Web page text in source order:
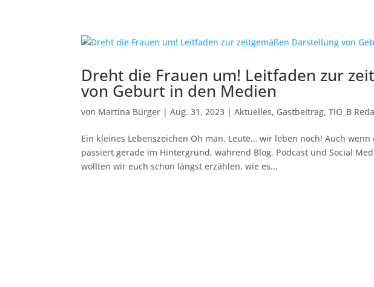
Dreht die Frauen um! Leitfaden zur
von Geburt in den Medien
von Martina Bürger |Aug. 31, 2023 |Aktuelles, Gastbeitrag,TIO_B
Ein kleines Lebenszeichen Oh man, Leute… wir leben noch! Auch
passiert gerade im Hintergrund, während Blog, Podcast und Social
wollten wir euch schon längst erzählen, wie es...